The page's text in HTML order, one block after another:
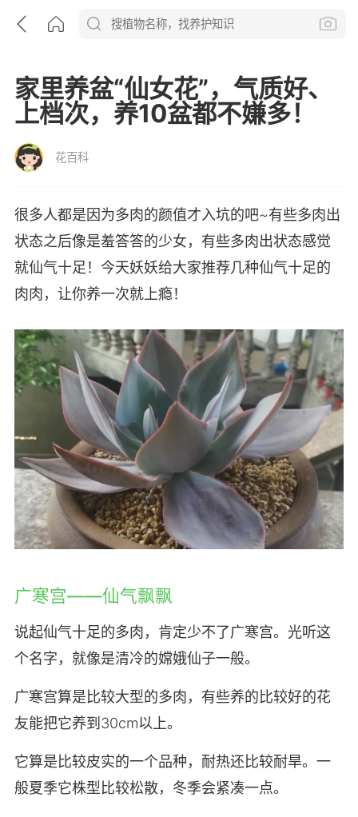
家里养盆“仙女花”，气质好、
上档次，养10盆都不嫌多！
花百科
很多人都是因为多肉的颜值才入坑的吧~有些多肉出
状态之后像是羞答答的少女，有些多肉出状态感觉
就仙气十足！今天妖妖给大家推荐几种仙气十足的
肉肉，让你养一次就上瘾！
广寒宫——仙气飘飘
说起仙气十足的多肉，肯定少不了广寒宫。光听这
个名字，就像是清冷的嫦娥仙子一般。
广寒宫算是比较大型的多肉，有些养的比较好的花
友能把它养到30cm以上。
它算是比较皮实的一个品种，耐热还比较耐旱。一
般夏季它株型比较松散，冬季会紧凑一点。